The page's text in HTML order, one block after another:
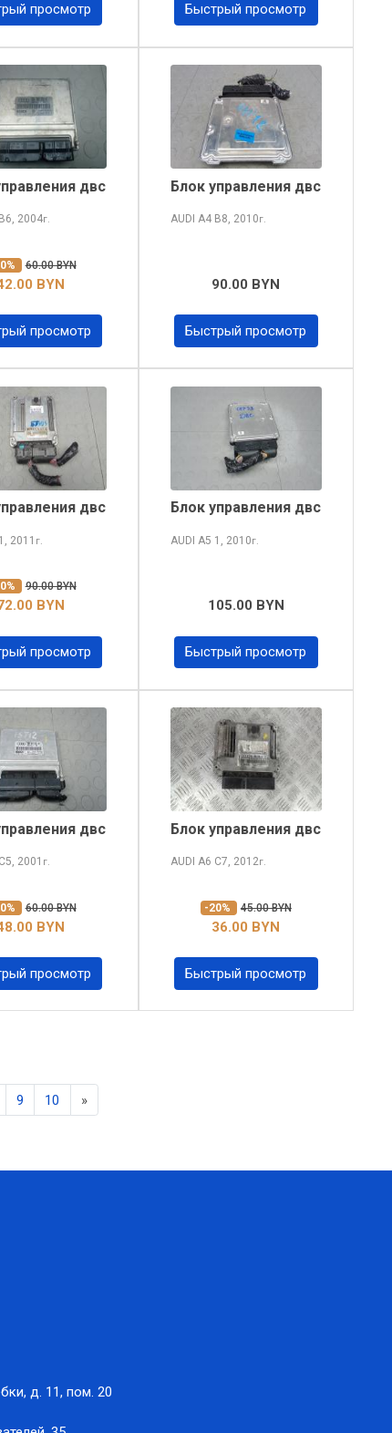
просмотр Быстрый просмотр
двс
B6, 2004г.
60.00 BYN
BYN
просмотр
Блок управления двс
AUDI A4 B8, 2010г.
90.00 BYN
Быстрый просмотр
двс
1, 2011 г.
90.00 BYN
BYN
просмотр
Блок управления двс
AUDI A5 1, 2010г.
105.00 BYN
Быстрый просмотр
двс
C5, 2001 г.
60.00 BYN
BYN
просмотр
Блок управления двс
AUDI A6 C7, 2012г.
-20% 45.00 BYN
36.00 BYN
Быстрый просмотр
9 10 »Next
д. 11, пом. 20